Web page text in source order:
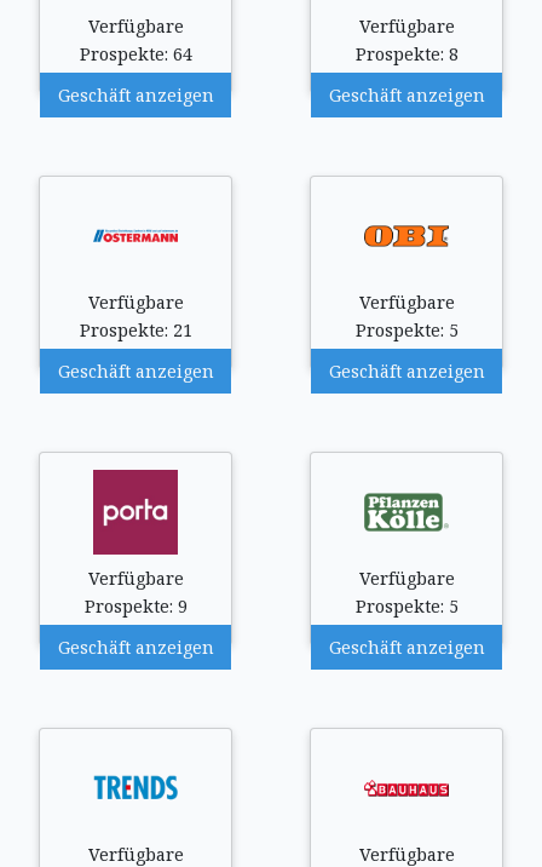
Verfügbare
Prospekte: 64
Geschäft anzeigen
Verfügbare
Prospekte: 8
Geschäft anzeigen
Verfügbare
Prospekte: 21
Geschäft anzeigen
Verfügbare
Prospekte: 5
Geschäft anzeigen
Verfügbare
Prospekte: 9
Geschäft anzeigen
Verfügbare
Prospekte: 5
Geschäft anzeigen
Verfügbare
Verfügbare